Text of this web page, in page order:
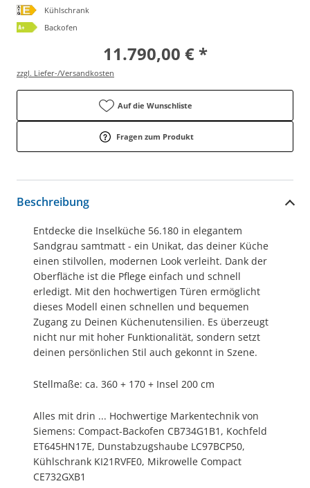
Kühlschrank
Backofen
11.790,00 € *
zzgl. Liefer-/Versandkosten
Auf die Wunschliste
Fragen zum Produkt
Beschreibung
Entdecke die Inselküche 56.180 in elegantem
Sandgrau samtmatt - ein Unikat, das deiner Küche
einen stilvollen, modernen Look verleiht. Dank der
Oberfläche ist die Pflege einfach und schnell
erledigt. Mit den hochwertigen Türen ermöglicht
dieses Modell einen schnellen und bequemen
Zugang zu Deinen Küchenutensilien. Es überzeugt
nicht nur mit hoher Funktionalität, sondern setzt
deinen persönlichen Stil auch gekonnt in Szene.
Stellmaße: ca. 360 + 170 + Insel 200 cm
Alles mit drin ... Hochwertige Markentechnik von
Siemens: Compact-Backofen CB734G1B1, Kochfeld
ET645HN17E, Dunstabzugshaube LC97BCP50,
Kühlschrank KI21RVFE0, Mikrowelle Compact
CE732GXB1